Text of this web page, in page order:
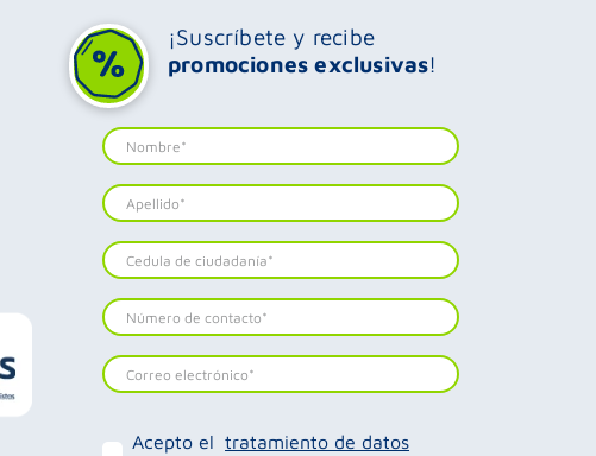
¡Suscríbete y recibe
promociones exclusivas!
Acepto el tratamiento de datos